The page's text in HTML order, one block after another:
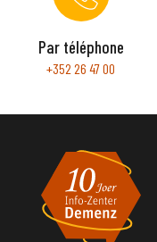
Par téléphone
+352 26 47 00